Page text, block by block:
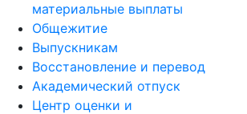
материальные выплаты
Общежитие
Выпускникам
Восстановление и перевод
Академический отпуск
Центр оценки и